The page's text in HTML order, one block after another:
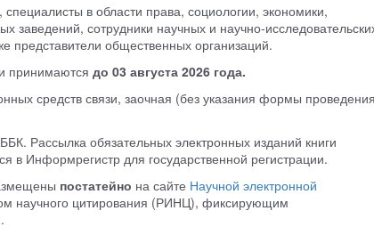
в области права, социологии, экономики,
сотрудники научных и научно-
представители общественных организаций.
принимаются до 03 августа 2026 года.
средств связи, заочная (без указания формы
Рассылка обязательных электронных изданий книги
в Информрегистр для государственной регистрации.
постатейно на сайте Научной электронной
научного цитирования (РИНЦ), фиксирующим